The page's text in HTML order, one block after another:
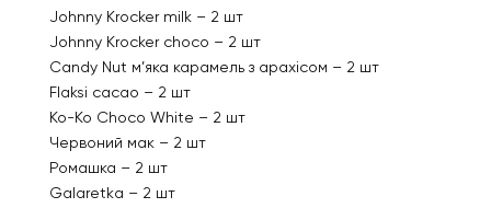
Johnny Krocker milk – 2 шт
Johnny Krocker choco – 2 шт
Candy Nut м’яка карамель з арахісом – 2 шт
Flaksi cacao – 2 шт
Ko-Ko Choco White – 2 шт
Червоний мак – 2 шт
Ромашка – 2 шт
Galaretkа – 2 шт